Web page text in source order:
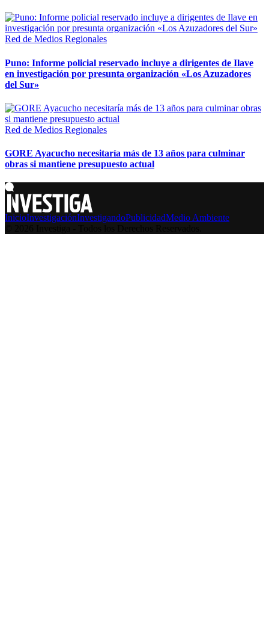
Red de Medios Regionales
Puno: Informe policial reservado incluye a dirigentes de Ilave
en investigación por presunta organización «Los Azuzadores
del Sur»
Red de Medios Regionales
GORE Ayacucho necesitaría más de 13 años para culminar
obras si mantiene presupuesto actual
InicioInvestigaciónInvestigandoPublicidadMedio Ambiente